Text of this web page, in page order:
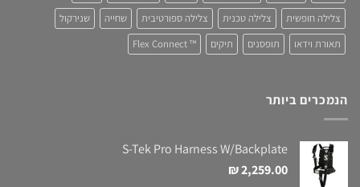
צלילה חופשית
צלילה טכנית צלילה ספורטיבית שחייה
שנירקול
תאורת וידאו
תופסנים תיקים ™ Flex Connect
הנמכרים ביותר
S-Tek Pro Harness W/Backplate
₪2,259.00